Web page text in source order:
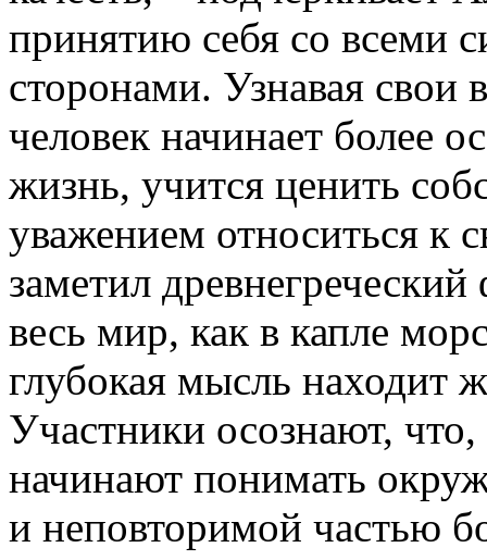
принятию себя со всеми
сторонами. Узнавая свои
человек начинает более
жизнь, учится ценить
уважением относиться к
заметил
весь мир, как в капле
глубокая мысль находит
Участники осознают,
начинают понимать
и неповторимой частью